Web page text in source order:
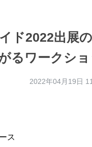
ド2022出展
るワークシ
2022年04月19日
ス